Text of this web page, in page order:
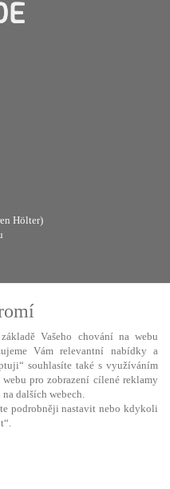
Hölter)
Vašeho chování na webu
Vám relevantní nabídky a
souhlasíte také s využíváním
pro zobrazení cílené reklamy
dalších webech.
podrobněji nastavit nebo kdykoli